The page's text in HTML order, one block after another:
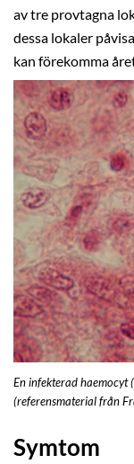
av tre provtagna
dessa lokaler
kan förekomma
En infekterad haemocyt
(referensmaterial från
Symtom